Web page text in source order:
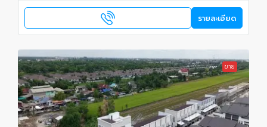
รายละเอียด
ขาย